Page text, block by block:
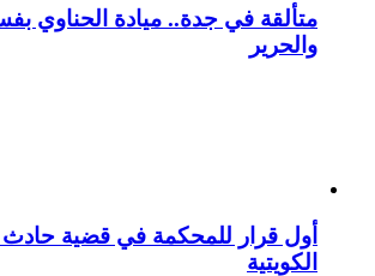
متألقة في جدة.. ميادة الحناوي
والحرير
أول قرار للمحكمة في قضية حادث
الكويتية